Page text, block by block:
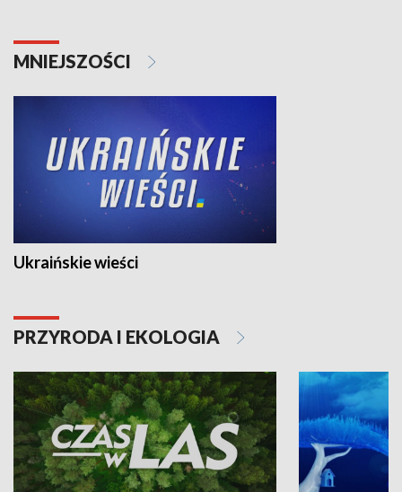
MNIEJSZOŚCI
Ukraińskie wieści
PRZYRODA I EKOLOGIA